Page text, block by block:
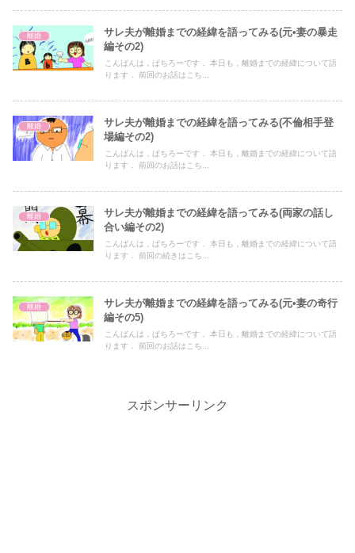
離婚
サレ夫が離婚までの経緯を語ってみる(元•妻の暴走
編その2)
こんばんは，ぱちろーです． 本日も，離婚までの経緯について語
ります． 前回のお話はこち...
離婚
サレ夫が離婚までの経緯を語ってみる(不倫相手登
場編その2)
こんばんは，ぱちろーです． 本日も，離婚までの経緯について語
ります． 前回のお話はこち...
離婚
サレ夫が離婚までの経緯を語ってみる(両家の話し
合い編その2)
こんばんは，ぱちろーです． 本日も，離婚までの経緯について語
ります． 前回の続きはこち...
離婚
サレ夫が離婚までの経緯を語ってみる(元•妻の奇行
編その5)
こんばんは，ぱちろーです． 本日も，離婚までの経緯について語
ります． 前回のお話はこち...
スポンサーリンク